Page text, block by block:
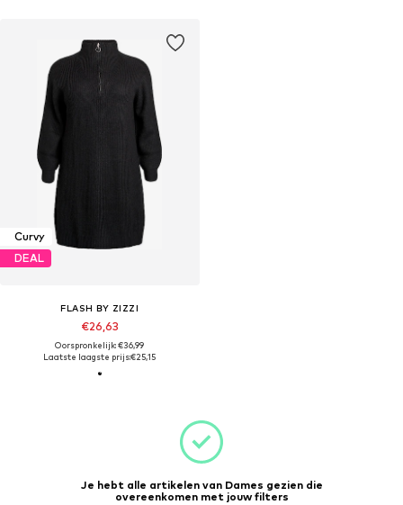
Curvy
DEAL
FLASH BY ZIZZI
€26,63
Oorspronkelijk: €36,99
Laatste laagste prijs:€25,15
Je hebt alle artikelen van Dames gezien die
overeenkomen met jouw filters